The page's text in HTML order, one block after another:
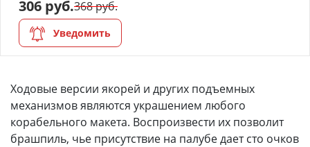
306 руб.368 руб.
Уведомить
Ходовые версии якорей и других подъемных
механизмов являются украшением любого
корабельного макета. Воспроизвести их позволит
брашпиль, чье присутствие на палубе дает сто очков